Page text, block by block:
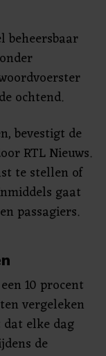
beheersbaar
ochtend.
bevestigt de
RTL Nieuws.
te stellen of
gaat
passagiers.
10 procent
vergeleken
elke dag
de